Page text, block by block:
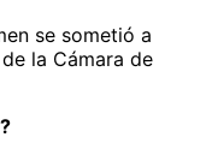
se sometió a
la Cámara de